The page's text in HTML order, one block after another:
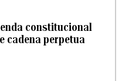
constitucional
cadena perpetua